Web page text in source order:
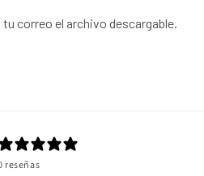
correo el archivo descargable.
reseñas